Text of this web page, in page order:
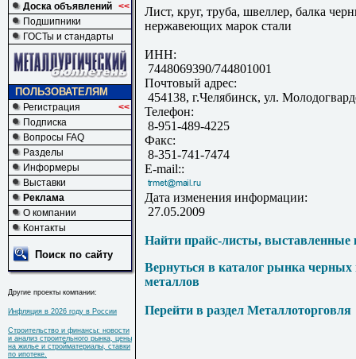
Доска объявлений <<
Подшипники
ГОСТы и стандарты
ПОЛЬЗОВАТЕЛЯМ
Регистрация
<<
Подписка
Вопросы FAQ
Разделы
Информеры
Выставки
Реклама
О компании
Контакты
Поиск по сайту
Другие проекты компании:
Инфляция в 2026 году в России
Строительство и финансы: новости
и анализ строительного рынка, цены
на жилье и стройматериалы, ставки
по ипотеке.
Лист, круг, труба, швеллер, балка
нержавеющих марок стали
ИНН:
7448069390/744801001
Почтовый адрес:
454138, г.Челябинск, ул.
Телефон:
8-951-489-4225
Факс:
8-351-741-7474
E-mail::
Дата изменения информации:
27.05.2009
Найти прайс-листы, выставленные
Вернуться в каталог рынка
металлов
Перейти в раздел Металлоторговля